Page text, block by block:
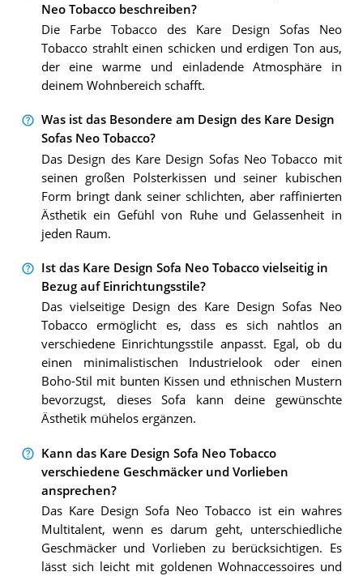
Neo Tobacco beschreiben?
Die Farbe Tobacco des Kare Design Sofas Neo
Tobacco strahlt einen schicken und erdigen Ton aus,
der eine warme und einladende Atmosphäre in
deinem Wohnbereich schafft.
Was ist das Besondere am Design des Kare Design
Sofas Neo Tobacco?
Das Design des Kare Design Sofas Neo Tobacco mit
seinen großen Polsterkissen und seiner kubischen
Form bringt dank seiner schlichten, aber raffinierten
Ästhetik ein Gefühl von Ruhe und Gelassenheit in
jeden Raum.
Ist das Kare Design Sofa Neo Tobacco vielseitig in
Bezug auf Einrichtungsstile?
Das vielseitige Design des Kare Design Sofas Neo
Tobacco ermöglicht es, dass es sich nahtlos an
verschiedene Einrichtungsstile anpasst. Egal, ob du
einen minimalistischen Industrielook oder einen
Boho-Stil mit bunten Kissen und ethnischen Mustern
bevorzugst, dieses Sofa kann deine gewünschte
Ästhetik mühelos ergänzen.
Kann das Kare Design Sofa Neo Tobacco
verschiedene Geschmäcker und Vorlieben
ansprechen?
Das Kare Design Sofa Neo Tobacco ist ein wahres
Multitalent, wenn es darum geht, unterschiedliche
Geschmäcker und Vorlieben zu berücksichtigen. Es
lässt sich leicht mit goldenen Wohnaccessoires und